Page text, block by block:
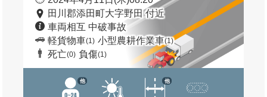
田川郡添田町大字野田 付近
車両相互 中破事故
軽貨物車(1) 小型農耕作業車(1)
死亡(0) 負傷(1)
他 他